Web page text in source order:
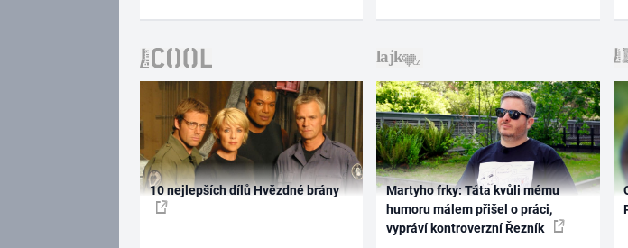
10 nejlepších dílů Hvězdné brány
Martyho frky: Táta kvůli mému
humoru málem přišel o práci,
vypráví kontroverzní Řezník